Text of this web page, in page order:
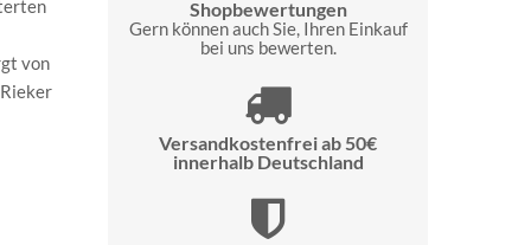
von
Shopbewertungen
Gern können auch Sie, Ihren Einkauf
bei uns bewerten.
Versandkostenfrei ab 50€
innerhalb Deutschland